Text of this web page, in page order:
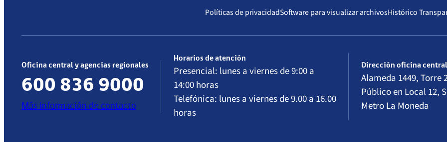
Políticas de privacidadSoftware para visualizar archivosHistórico
Oficina central y agencias regionales
600 836 9000
Más información de contacto
Horarios de atención
Presencial: lunes a viernes de 9:00 a
14:00 horas
Telefónica: lunes a viernes de 9.00 a 16.00
horas
Dirección oficina central
Alameda 1449, Torre
Público en Local 12,
Metro La Moneda